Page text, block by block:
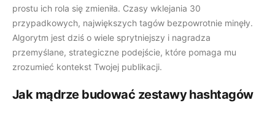
prostu ich rola się zmieniła. Czasy wklejania 30
przypadkowych, największych tagów bezpowrotnie minęły.
Algorytm jest dziś o wiele sprytniejszy i nagradza
przemyślane, strategiczne podejście, które pomaga mu
zrozumieć kontekst Twojej publikacji.
Jak mądrze budować zestawy hashtagów